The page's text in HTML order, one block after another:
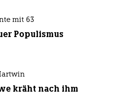
mit 63
Populismus
kräht nach ihm